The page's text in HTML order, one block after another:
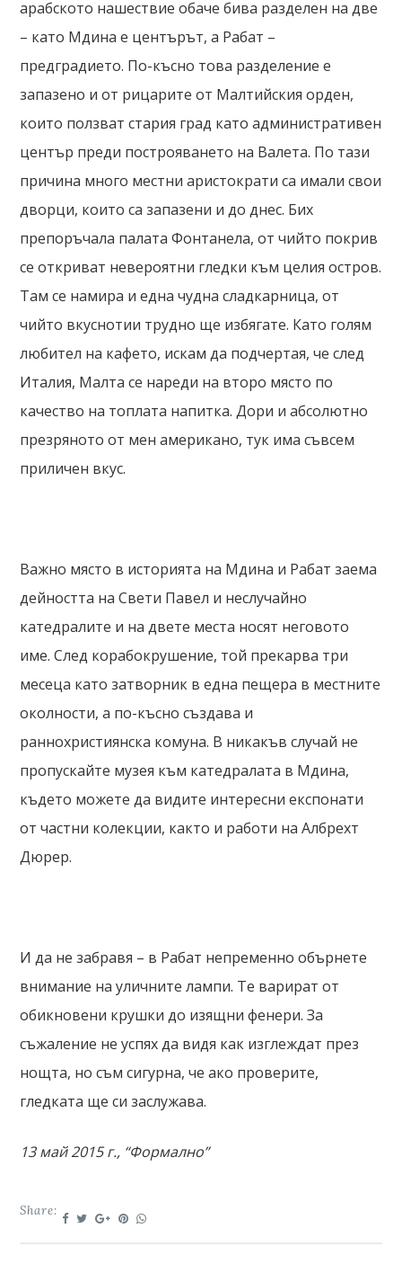
арабското нашествие обаче бива разделен на две
– като Мдина е центърът, а Рабат –
предградието. По-късно това разделение е
запазено и от рицарите от Малтийския орден,
които ползват стария град като административен
център преди построяването на Валета. По тази
причина много местни аристократи са имали свои
дворци, които са запазени и до днес. Бих
препоръчала палата Фонтанела, от чийто покрив
се откриват невероятни гледки към целия остров.
Там се намира и една чудна сладкарница, от
чийто вкуснотии трудно ще избягате. Като голям
любител на кафето, искам да подчертая, че след
Италия, Малта се нареди на второ място по
качество на топлата напитка. Дори и абсолютно
презряното от мен американо, тук има съвсем
приличен вкус.
Важно място в историята на Мдина и Рабат заема
дейността на Свети Павел и неслучайно
катедралите и на двете места носят неговото
име. След корабокрушение, той прекарва три
месеца като затворник в една пещера в местните
околности, а по-късно създава и
раннохристиянска комуна. В никакъв случай не
пропускайте музея към катедралата в Мдина,
където можете да видите интересни експонати
от частни колекции, както и работи на Албрехт
Дюрер.
И да не забравя – в Рабат непременно обърнете
внимание на уличните лампи. Те варират от
обикновени крушки до изящни фенери. За
съжаление не успях да видя как изглеждат през
нощта, но съм сигурна, че ако проверите,
гледката ще си заслужава.
13 май 2015 г., “Формално”
Share: